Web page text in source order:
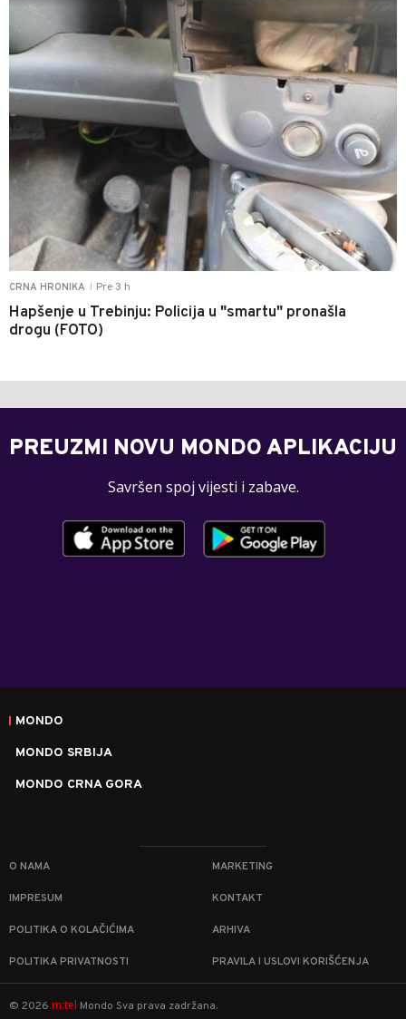
CRNA HRONIKA Pre 3 h
Hapšenje u Trebinju: Policija u "smartu" pronašla
drogu (FOTO)
PREUZMI NOVU MONDO APLIKACIJU
Savršen spoj vijesti i zabave.
MONDO
MONDO SRBIJA
MONDO CRNA GORA
O NAMA MARKETING
IMPRESUM KONTAKT
POLITIKA O KOLAČIĆIMA ARHIVA
POLITIKA PRIVATNOSTI PRAVILA I USLOVI KORIŠĆENJA
© 2026 m:tel Mondo Sva prava zadržana.